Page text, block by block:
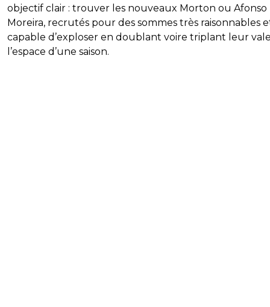
objectif clair : trouver les nouveaux Morton ou Afonso
Moreira, recrutés pour des sommes très raisonnables
capable d’exploser en doublant voire triplant leur
l’espace d’une saison.